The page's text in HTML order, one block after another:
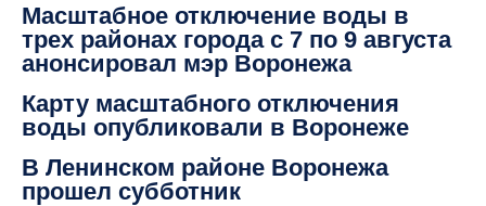
Масштабное отключение воды в
трех районах города с 7 по 9 августа
анонсировал мэр Воронежа
Карту масштабного отключения
воды опубликовали в Воронеже
В Ленинском районе Воронежа
прошел субботник